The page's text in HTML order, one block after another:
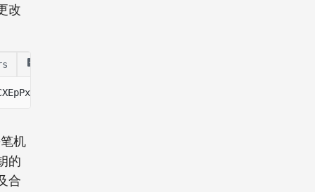
改
create-token --enable-confidential-transfers
机
的
合